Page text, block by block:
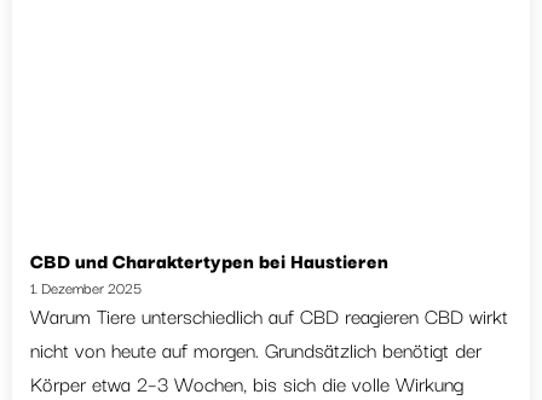
CBD und Charaktertypen bei Haustieren
1. Dezember 2025
Warum Tiere unterschiedlich auf CBD reagieren CBD wirkt
nicht von heute auf morgen. Grundsätzlich benötigt der
Körper etwa 2–3 Wochen, bis sich die volle Wirkung